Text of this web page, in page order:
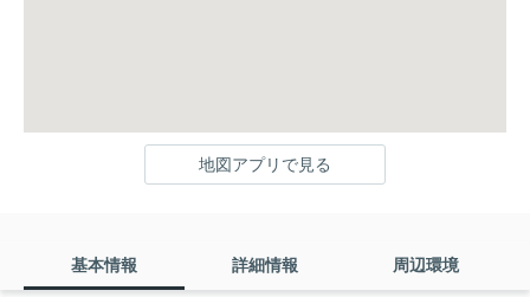
地図アプリで見る
基本情報 詳細情報 周辺環境